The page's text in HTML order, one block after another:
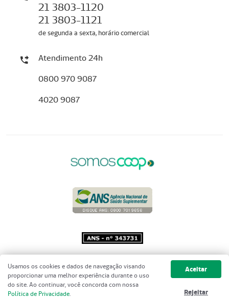
21 3803-1120
21 3803-1121
de segunda a sexta, horário comercial
Atendimento 24h
0800 970 9087
4020 9087
Copyright 2001 - 2026 Unimed do
Brasil - Todos os direitos reservados
Usamos os cookies e dados de navegação visando
proporcionar uma melhor experiência durante o uso
do site. Ao continuar, você concorda com nossa
Política de Privacidade.
Aceitar
Rejeitar